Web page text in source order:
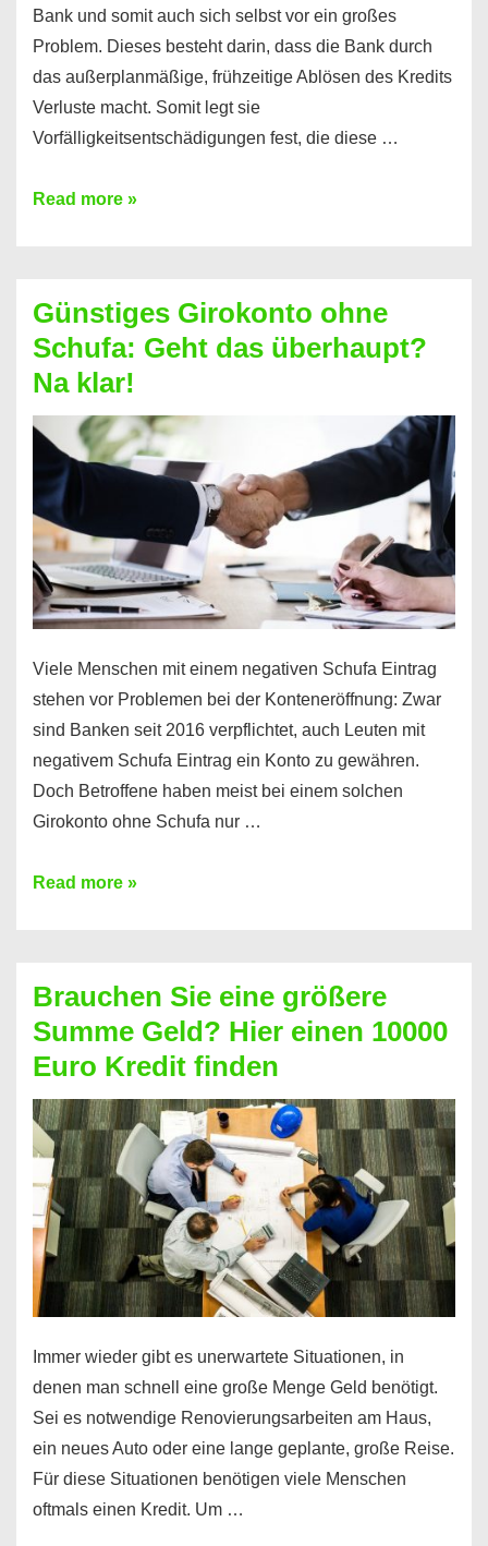
Bank und somit auch sich selbst vor ein großes
Problem. Dieses besteht darin, dass die Bank durch
das außerplanmäßige, frühzeitige Ablösen des Kredits
Verluste macht. Somit legt sie
Vorfälligkeitsentschädigungen fest, die diese …
Kredit
dabei
profitieren
–
So
funktioniert’s
Read more »
Günstiges Girokonto ohne
Schufa: Geht das überhaupt?
Na klar!
Viele Menschen mit einem negativen Schufa Eintrag
stehen vor Problemen bei der Konteneröffnung: Zwar
sind Banken seit 2016 verpflichtet, auch Leuten mit
negativem Schufa Eintrag ein Konto zu gewähren.
Doch Betroffene haben meist bei einem solchen
Girokonto ohne Schufa nur …
Günstiges
Geht
das
überhaupt?
Na
klar!
Read more »
Brauchen Sie eine größere
Summe Geld? Hier einen 10000
Euro Kredit finden
Immer wieder gibt es unerwartete Situationen, in
denen man schnell eine große Menge Geld benötigt.
Sei es notwendige Renovierungsarbeiten am Haus,
ein neues Auto oder eine lange geplante, große Reise.
Für diese Situationen benötigen viele Menschen
oftmals einen Kredit. Um …